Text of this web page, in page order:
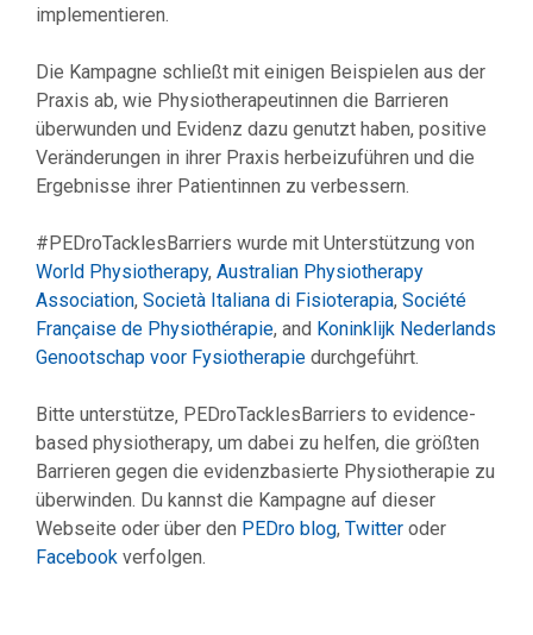
implementieren.
Die Kampagne schließt mit einigen Beispielen aus der
Praxis ab, wie Physiotherapeutinnen die Barrieren
überwunden und Evidenz dazu genutzt haben, positive
Veränderungen in ihrer Praxis herbeizuführen und die
Ergebnisse ihrer Patientinnen zu verbessern.
#PEDroTacklesBarriers wurde mit Unterstützung von
World Physiotherapy, Australian Physiotherapy
Association, Società Italiana di Fisioterapia, Société
Française de Physiothérapie, and Koninklijk Nederlands
Genootschap voor Fysiotherapie durchgeführt.
Bitte unterstütze‚ PEDroTacklesBarriers to evidence-
based physiotherapy, um dabei zu helfen, die größten
Barrieren gegen die evidenzbasierte Physiotherapie zu
überwinden. Du kannst die Kampagne auf dieser
Webseite oder über den PEDro blog, Twitter oder
Facebook verfolgen.